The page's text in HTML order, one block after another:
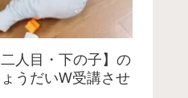
人目・下の子】の
うだいW受講させ